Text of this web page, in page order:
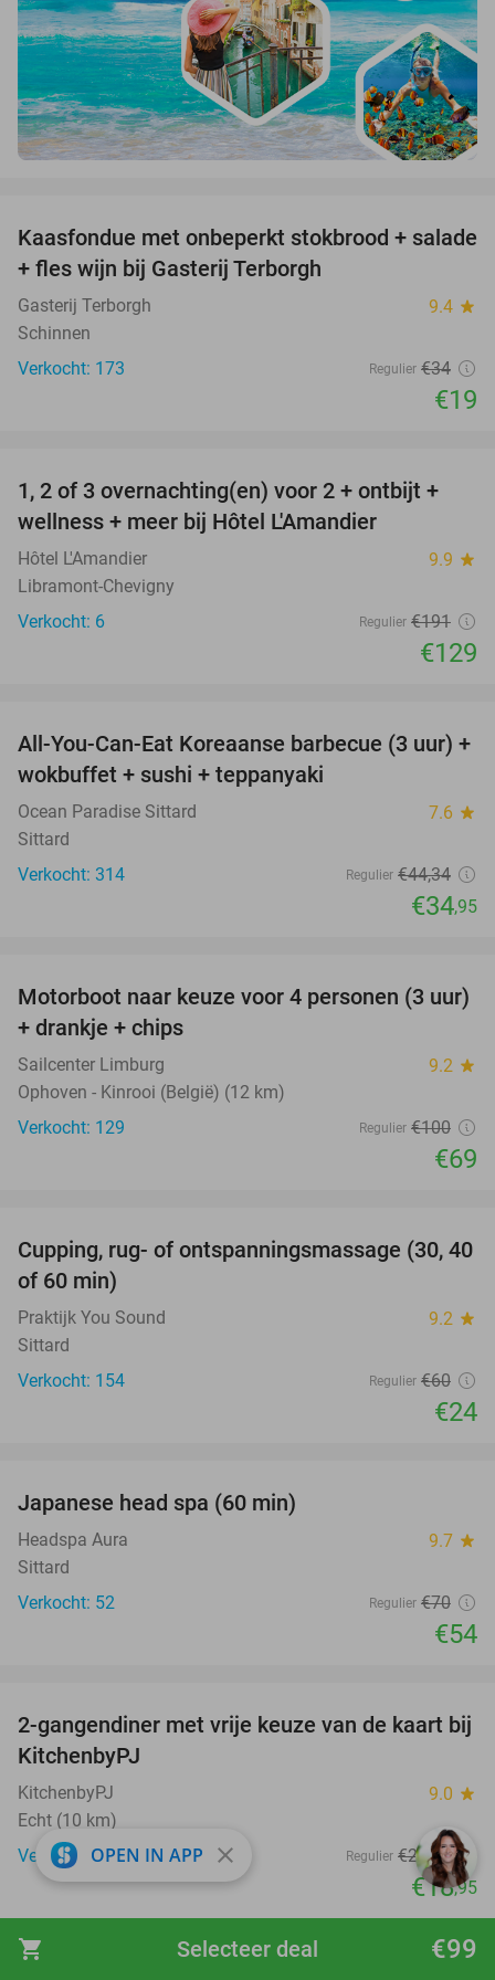
shopping_cart €99
Selecteer deal
44%
Kaasfondue met onbeperkt stokbrood + salade
+ fles wijn bij Gasterij Terborgh
Gasterij Terborgh 9.4 star
Schinnen
Verkocht: 173
Regulier €34
€19
32%
TODAY
1, 2 of 3 overnachting(en) voor 2 + ontbijt +
wellness + meer bij Hôtel L'Amandier
Hôtel L'Amandier 9.9 star
Libramont-Chevigny
Verkocht: 6
Regulier €191
€129
21%
All-You-Can-Eat Koreaanse barbecue (3 uur) +
wokbuffet + sushi + teppanyaki
Ocean Paradise Sittard 7.6 star
Sittard
Verkocht: 314
Regulier €44,34
€34,95
31%
Motorboot naar keuze voor 4 personen (3 uur)
+ drankje + chips
Sailcenter Limburg 9.2 star
Ophoven - Kinrooi (België) (12 km)
Verkocht: 129
Regulier €100
€69
60%
Cupping, rug- of ontspanningsmassage (30, 40
of 60 min)
Praktijk You Sound 9.2 star
Sittard
Verkocht: 154
Regulier €60
€24
Japanese head spa (60 min)
Headspa Aura 9.7 star
Sittard
Verkocht: 52
Regulier €70
€54
23%
2-gangendiner met vrije keuze van de kaart bij
KitchenbyPJ
KitchenbyPJ 9.0 star
Echt (10 km)
Verkocht: 125
Regulier €24,50
€18,95
favorite_border
OPEN IN APP close